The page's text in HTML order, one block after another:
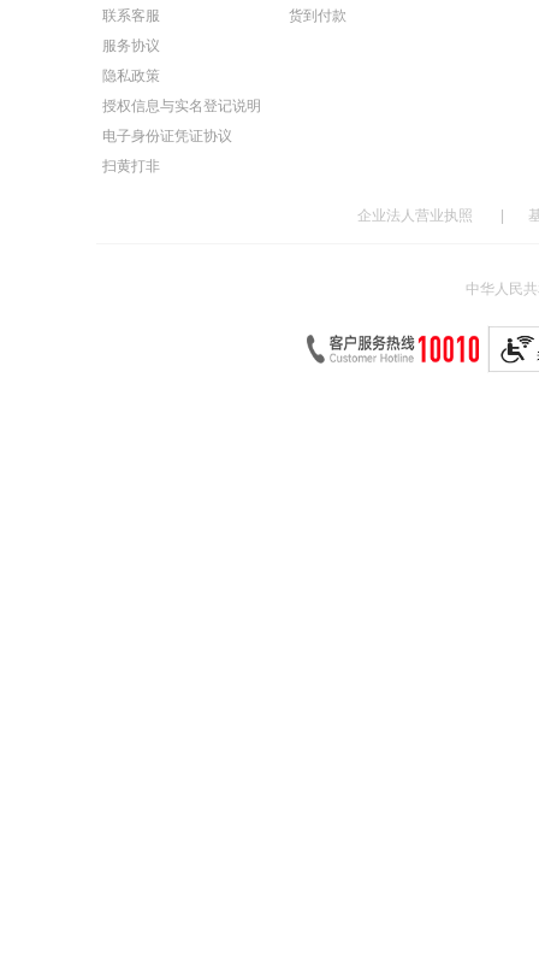
联系客服
服务协议
隐私政策
授权信息与实名登记说明
电子身份证凭证协议
扫黄打非
货到付款
企业法人营业执照
中华人民